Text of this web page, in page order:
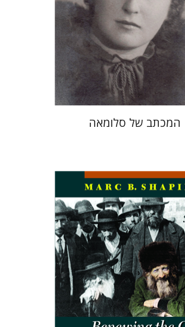
הנחת אתר ספר מודפס
$46
$41
המכתב של סלומאה
מארק שפירו